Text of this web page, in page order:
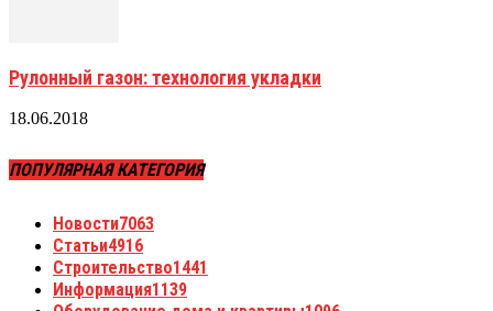
Рулонный газон: технология укладки
18.06.2018
ПОПУЛЯРНАЯ КАТЕГОРИЯ
Новости7063
Статьи4916
Строительство1441
Информация1139